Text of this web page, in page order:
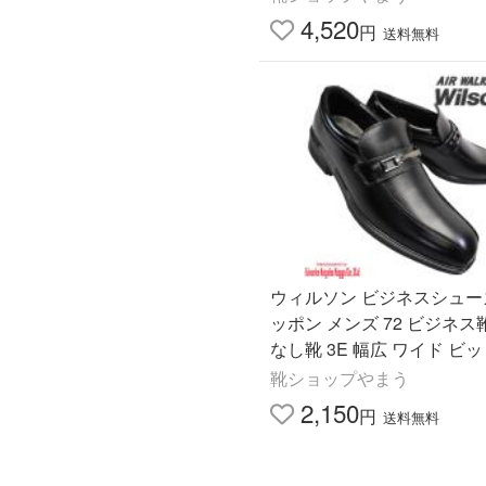
ケゾー 豊口武三
4,520円 送料無料
ウィルソン ビジネスシュ
ッポン メンズ 72 ビジネス
なし靴 3E 幅広 ワイド ビ
ilson
靴ショップやまう
2,150円 送料無料